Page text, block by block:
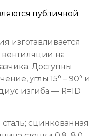
публичной
изготавливается
на
Доступны
углы 15° – 90° и
изгиба — R=1D
оцинкованная